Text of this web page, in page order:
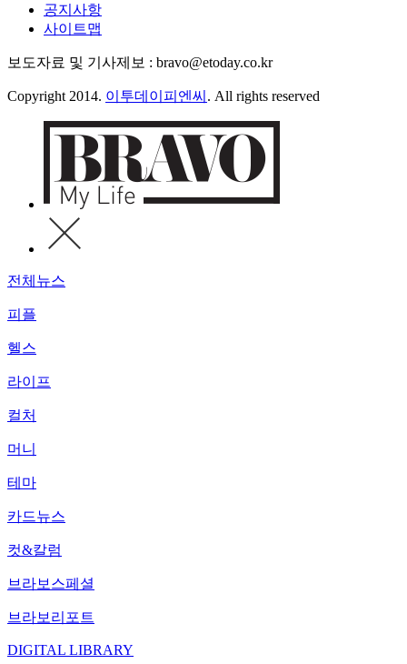
공지사항
사이트맵
보도자료 및 기사제보 : bravo@etoday.co.kr
Copyright 2014. 이투데이피엔씨 . All rights reserved
전체뉴스
피플
헬스
라이프
컬처
머니
테마
카드뉴스
컷&칼럼
브라보스페셜
브라보리포트
DIGITAL LIBRARY